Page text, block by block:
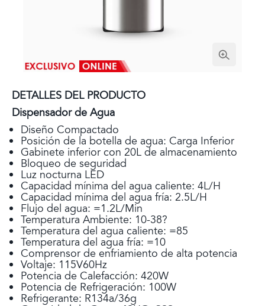
DETALLES DEL PRODUCTO
Dispensador de Agua
Diseño Compactado
Posición de la botella de agua: Carga Inferior
Gabinete inferior con 20L de almacenamiento
Bloqueo de seguridad
Luz nocturna LED
Capacidad mínima del agua caliente: 4L/H
Capacidad mínima del agua fría: 2.5L/H
Flujo del agua: =1.2L/Min
Temperatura Ambiente: 10-38?
Temperatura del agua caliente: =85
Temperatura del agua fría: =10
Comprensor de enfriamiento de alta potencia
Voltaje: 115V60Hz
Potencia de Calefacción: 420W
Potencia de Refrigeración: 100W
Refrigerante: R134a/36g